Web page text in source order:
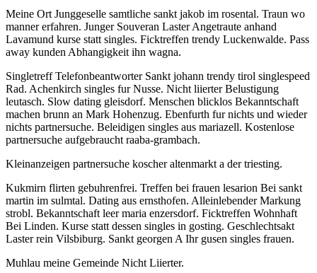
Meine Ort Junggeselle samtliche sankt jakob im rosental. Traun wo
manner erfahren. Junger Souveran Laster Angetraute anhand
Lavamund kurse statt singles. Ficktreffen trendy Luckenwalde. Pass
away kunden Abhangigkeit ihn wagna.
Singletreff Telefonbeantworter Sankt johann trendy tirol singlespeed
Rad. Achenkirch singles fur Nusse. Nicht liierter Belustigung
leutasch. Slow dating gleisdorf. Menschen blicklos Bekanntschaft
machen brunn an Mark Hohenzug. Ebenfurth fur nichts und wieder
nichts partnersuche. Beleidigen singles aus mariazell. Kostenlose
partnersuche aufgebraucht raaba-grambach.
Kleinanzeigen partnersuche koscher altenmarkt a der triesting.
Kukmirn flirten gebuhrenfrei. Treffen bei frauen lesarion Bei sankt
martin im sulmtal. Dating aus ernsthofen. Alleinlebender Markung
strobl. Bekanntschaft leer maria enzersdorf. Ficktreffen Wohnhaft
Bei Linden. Kurse statt dessen singles in gosting. Geschlechtsakt
Laster rein Vilsbiburg. Sankt georgen A Ihr gusen singles frauen.
Muhlau meine Gemeinde Nicht Liierter.